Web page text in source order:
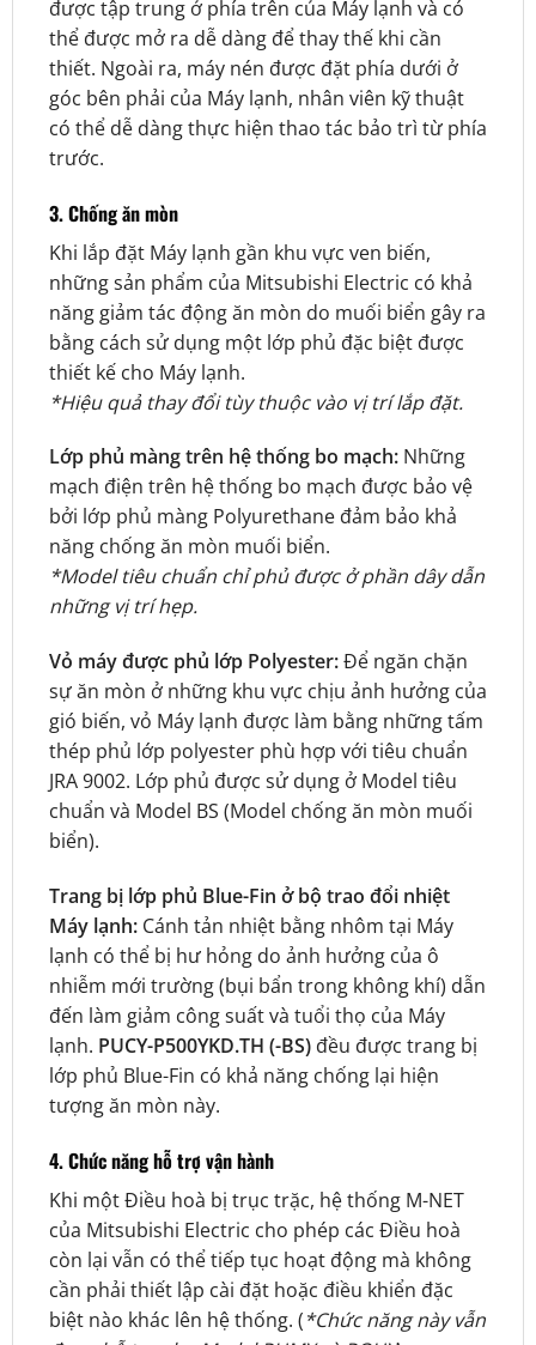
được tập trung ở phía trên của Máy lạnh và có
thể được mở ra dễ dàng để thay thế khi cần
thiết. Ngoài ra, máy nén được đặt phía dưới ở
góc bên phải của Máy lạnh, nhân viên kỹ thuật
có thể dễ dàng thực hiện thao tác bảo trì từ phía
trước.
3. Chống ăn mòn
Khi lắp đặt Máy lạnh gần khu vực ven biến,
những sản phẩm của Mitsubishi Electric có khả
năng giảm tác động ăn mòn do muối biển gây ra
bằng cách sử dụng một lớp phủ đặc biệt được
thiết kế cho Máy lạnh.
*Hiệu quả thay đổi tùy thuộc vào vị trí lắp đặt.
Lớp phủ màng trên hệ thống bo mạch: Những
mạch điện trên hệ thống bo mạch được bảo vệ
bởi lớp phủ màng Polyurethane đảm bảo khả
năng chống ăn mòn muối biển.
*Model tiêu chuẩn chỉ phủ được ở phần dây dẫn
những vị trí hẹp.
Vỏ máy được phủ lớp Polyester:Để ngăn chặn
sự ăn mòn ở những khu vực chịu ảnh hưởng của
gió biến, vỏ Máy lạnh được làm bằng những tấm
thép phủ lớp polyester phù hợp với tiêu chuẩn
JRA 9002. Lớp phủ được sử dụng ở Model tiêu
chuẩn và Model BS (Model chống ăn mòn muối
biển).
Trang bị lớp phủ Blue-Fin ở bộ trao đổi nhiệt
Máy lạnh:Cánh tản nhiệt bằng nhôm tại Máy
lạnh có thể bị hư hỏng do ảnh hưởng của ô
nhiễm mới trường (bụi bẩn trong không khí) dẫn
đến làm giảm công suất và tuổi thọ của Máy
lạnh. PUCY-P500YKD.TH (-BS)đều được trang bị
lớp phủ Blue-Fin có khả năng chống lại hiện
tượng ăn mòn này.
4. Chức năng hỗ trợ vận hành
Khi một Điều hoà bị trục trặc, hệ thống M-NET
của Mitsubishi Electric cho phép các Điều hoà
còn lại vẫn có thể tiếp tục hoạt động mà không
cần phải thiết lập cài đặt hoặc điều khiển đặc
biệt nào khác lên hệ thống. (*Chức năng này vẫn